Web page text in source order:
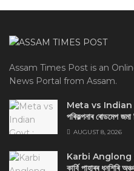
Assam Times Post is an
News Portal from Assam.
Meta vs Indian
পৰিকল্পনাৰ ৰোডমেপ জমা
AUGUST 8, 2026
Karbi Anglong
কাৰ্বি পাহাৰৰ ধনশিৰি